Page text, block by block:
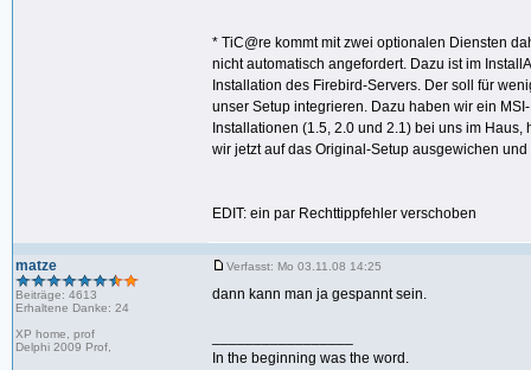
* TiC@re kommt mit zwei optionalen Diensten
nicht automatisch angefordert. Dazu ist im
Installation des Firebird-Servers. Der soll für
unser Setup integrieren. Dazu haben wir ein
Installationen (1.5, 2.0 und 2.1) bei uns im
wir jetzt auf das Original-Setup ausgewichen
EDIT: ein par Rechttippfehler verschoben
matze
Beiträge: 4613
Erhaltene Danke: 24
XP home, prof
Delphi 2009 Prof,
Verfasst: Mo 03.11.08 14:25
dann kann man ja gespannt sein.
In the beginning was the word.